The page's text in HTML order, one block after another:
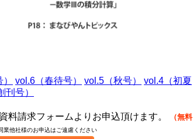
vol.6（春待号） vol.5（秋号）
vol.4（初夏
刊号）
料請求フォームよりお申込頂けます。 （無料
業他社様のお申込はご遠慮ください